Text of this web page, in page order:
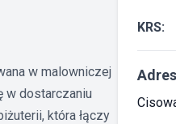
w malowniczej
w dostarczaniu
która łączy
KRS: